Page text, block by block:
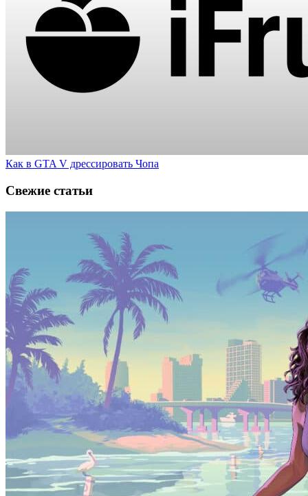
Как в GTA V дрессировать Чопа
Свежие статьи